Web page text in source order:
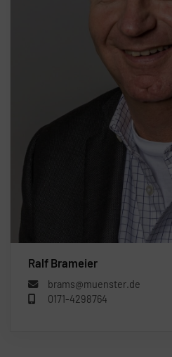
Ralf Brameier
brams@muenster.de
0171-4298764